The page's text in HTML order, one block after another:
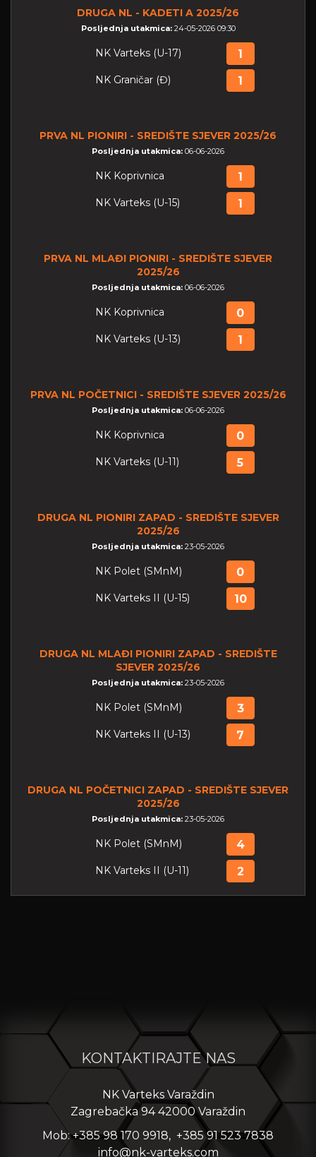
DRUGA NL - KADETI A 2025/26
Posljednja utakmica: 24-05-2026 09:30
NK Varteks (U-17) 1
NK Graničar (Đ) 1
PRVA NL PIONIRI - SREDIŠTE SJEVER 2025/26
Posljednja utakmica: 06-06-2026
NK Koprivnica 1
NK Varteks (U-15) 1
PRVA NL MLAĐI PIONIRI - SREDIŠTE SJEVER
2025/26
Posljednja utakmica: 06-06-2026
NK Koprivnica 0
NK Varteks (U-13) 1
PRVA NL POČETNICI - SREDIŠTE SJEVER 2025/26
Posljednja utakmica: 06-06-2026
NK Koprivnica 0
NK Varteks (U-11) 5
DRUGA NL PIONIRI ZAPAD - SREDIŠTE SJEVER
2025/26
Posljednja utakmica: 23-05-2026
NK Polet (SMnM) 0
NK Varteks II (U-15) 10
DRUGA NL MLAĐI PIONIRI ZAPAD - SREDIŠTE
SJEVER 2025/26
Posljednja utakmica: 23-05-2026
NK Polet (SMnM) 3
NK Varteks II (U-13) 7
DRUGA NL POČETNICI ZAPAD - SREDIŠTE SJEVER
2025/26
Posljednja utakmica: 23-05-2026
NK Polet (SMnM) 4
NK Varteks II (U-11) 2
KONTAKTIRAJTE NAS
NK Varteks Varaždin
Zagrebačka 94 42000 Varaždin
Mob: +385 98 170 9918, +385 91 523 7838
info@nk-varteks.com